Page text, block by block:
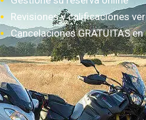
Revisiones y calificaciones
Cancelaciones GRATUITAS